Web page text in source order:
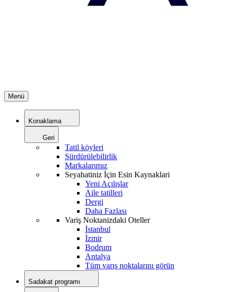
Menü
Konaklama
Geri
Tatil köyleri
Sürdürülebilirlik
Markalarımız
Seyahatiniz İçin Esin Kaynaklari
Yeni Açılışlar
Aile tatilleri
Dergi
Daha Fazlası
Variş Noktanizdaki Oteller
İstanbul
İzmir
Bodrum
Antalya
Tüm varış noktalarını görün
Sadakat programı